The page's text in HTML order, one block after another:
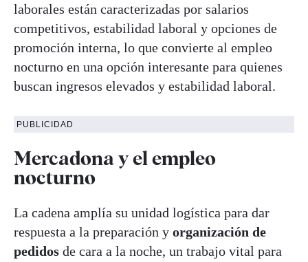
laborales están caracterizadas por salarios
competitivos, estabilidad laboral y opciones de
promoción interna, lo que convierte al empleo
nocturno en una opción interesante para quienes
buscan ingresos elevados y estabilidad laboral.
PUBLICIDAD
Mercadona y el empleo
nocturno
La cadena amplía su unidad logística para dar
respuesta a la preparación y organización de
pedidos de cara a la noche, un trabajo vital para